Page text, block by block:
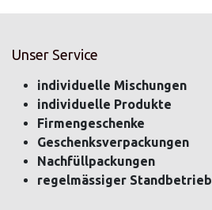
Unser Service
individuelle Mischungen
individuelle Produkte
Firmengeschenke
Geschenksverpackungen
Nachfüllpackungen
regelmässiger Standbetrieb